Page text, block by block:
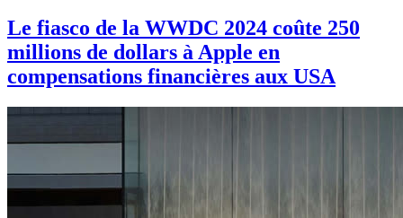
Le fiasco de la WWDC 2024 coûte 250
millions de dollars à Apple en
compensations financières aux USA